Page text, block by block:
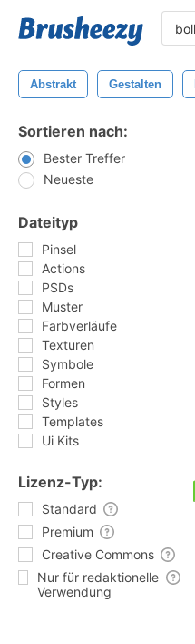
Abstrakt Gestalten
Sortieren nach:
Bester Treffer
Neueste
Dateityp
Pinsel
Actions
PSDs
Muster
Farbverläufe
Texturen
Symbole
Formen
Styles
Templates
Ui Kits
Lizenz-Typ:
Standard
Premium
Creative Commons
Nur für redaktionelle
Verwendung